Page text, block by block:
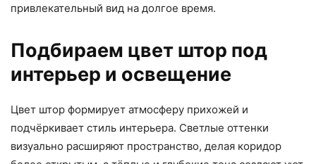
привлекательный вид на долгое время.
Подбираем цвет штор под
интерьер и освещение
Цвет штор формирует атмосферу прихожей и
подчёркивает стиль интерьера. Светлые оттенки
визуально расширяют пространство, делая коридор